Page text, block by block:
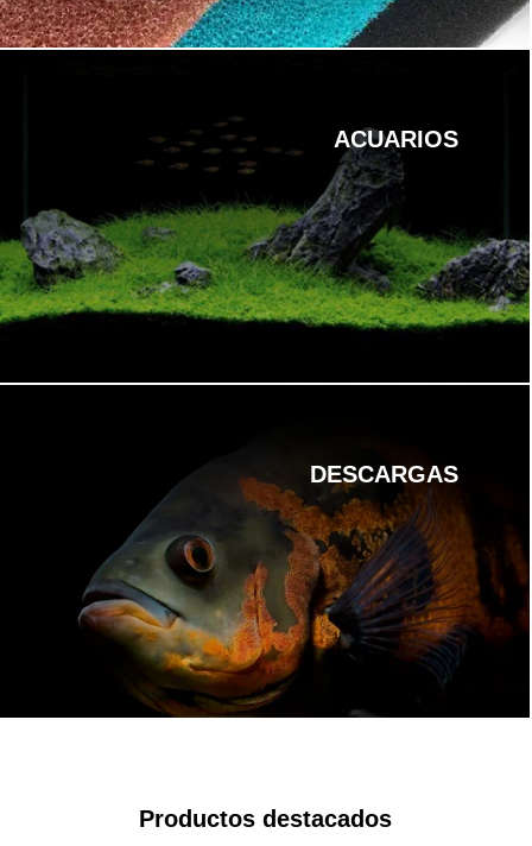
ACUARIOS
DESCARGAS
Productos destacados